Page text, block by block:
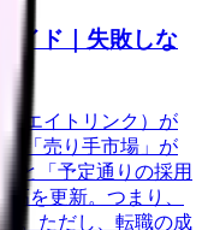
イド｜失敗しな
エイトリンク）が
「売り手市場」が
と「予定通りの採用
を更新。つまり、
。ただし、転職の成